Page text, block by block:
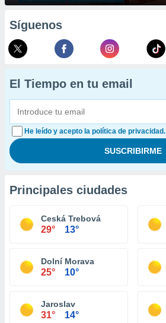
Síguenos
El Tiempo en tu email
He leído y acepto la política de privacidad.
Principales ciudades
Ceská Trebová
29° 13°
Dolní Morava
25° 10°
Jaroslav
31° 14°